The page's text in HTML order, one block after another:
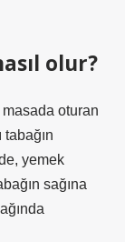
olur?
oturan
tabağın
yemek
sağına